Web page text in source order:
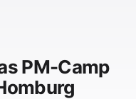
PM-Camp